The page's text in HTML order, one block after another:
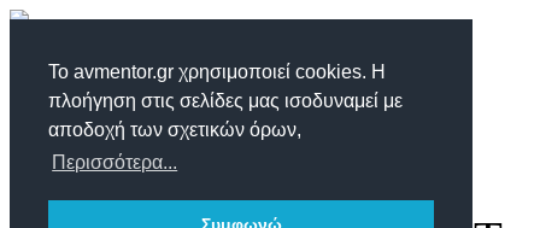
Το avmentor.gr χρησιμοποιεί cookies. Η
πλοήγηση στις σελίδες μας ισοδυναμεί με
αποδοχή των σχετικών όρων,
Περισσότερα...